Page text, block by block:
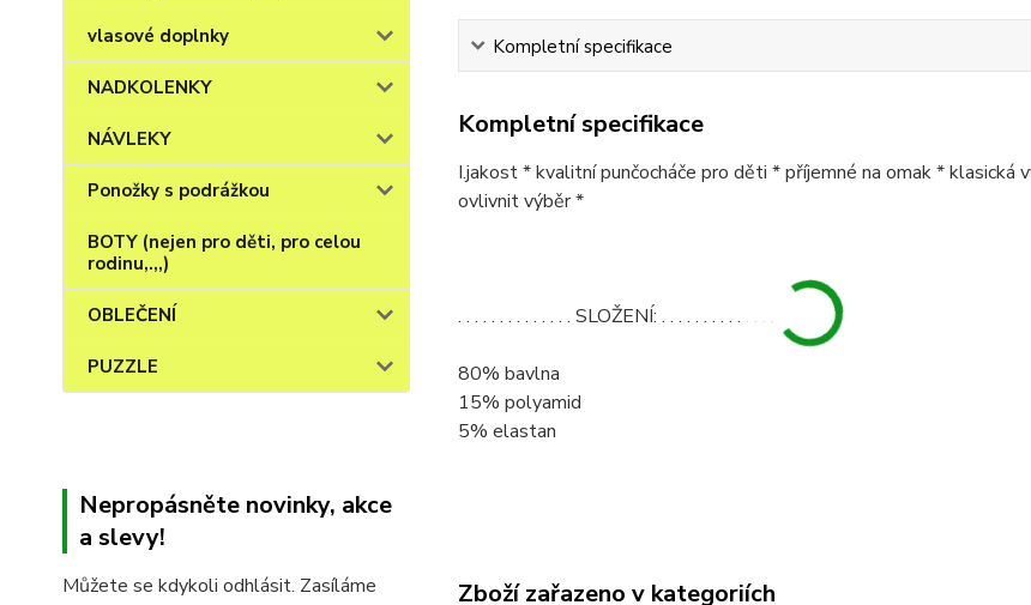
vlasové doplnky
NADKOLENKY
NÁVLEKY
Ponožky s podrážkou
BOTY (nejen pro děti, pro celou
rodinu,.,,)
OBLEČENÍ
PUZZLE
Nepropásněte novinky, akce
a slevy!
Můžete se kdykoli odhlásit. Zasíláme
Kompletní specifikace
Kompletní specifikace
I.jakost * kvalitní punčocháče pro děti * příjemné na omak * klasická
ovlivnit výběr *
. . . . . . . . . . . . . . SLOŽENÍ: . . . . . . . . . . . . . .
80% bavlna
15% polyamid
5% elastan
Zboží zařazeno v kategoriích